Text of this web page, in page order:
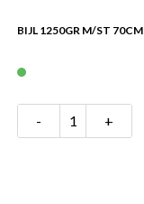
BIJL 1250GR M/ST 70CM
- +